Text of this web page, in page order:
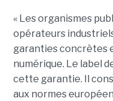
« Les organismes
opérateurs
garanties concrètes
numérique. Le label
cette garantie. Il
aux normes